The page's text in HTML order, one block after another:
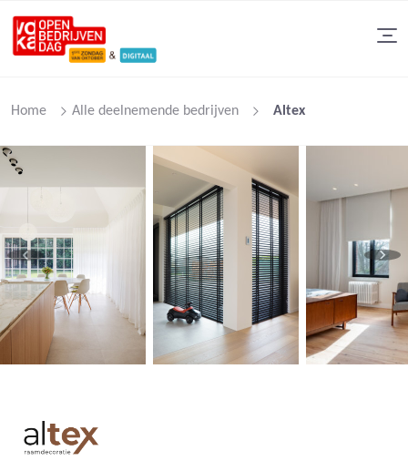
Home Alle deelnemende bedrijven Altex